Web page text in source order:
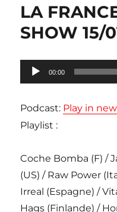
LA
SHOW 15/
Lecteur
audio
00:00
Podcast: Play in
Playlist :
Coche Bomba (F) /
(US) / Raw Power
Irreal (Espagne) /
Hags (Finlande) /